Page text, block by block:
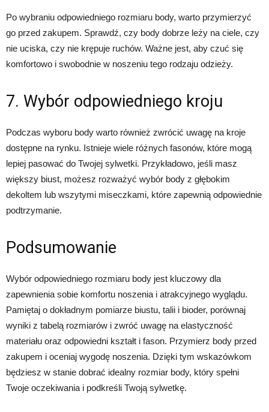
Po wybraniu odpowiedniego rozmiaru body, warto przymierzyć
go przed zakupem. Sprawdź, czy body dobrze leży na ciele, czy
nie uciska, czy nie krępuje ruchów. Ważne jest, aby czuć się
komfortowo i swobodnie w noszeniu tego rodzaju odzieży.
7. Wybór odpowiedniego kroju
Podczas wyboru body warto również zwrócić uwagę na kroje
dostępne na rynku. Istnieje wiele różnych fasonów, które mogą
lepiej pasować do Twojej sylwetki. Przykładowo, jeśli masz
większy biust, możesz rozważyć wybór body z głębokim
dekoltem lub wszytymi miseczkami, które zapewnią odpowiednie
podtrzymanie.
Podsumowanie
Wybór odpowiedniego rozmiaru body jest kluczowy dla
zapewnienia sobie komfortu noszenia i atrakcyjnego wyglądu.
Pamiętaj o dokładnym pomiarze biustu, talii i bioder, porównaj
wyniki z tabelą rozmiarów i zwróć uwagę na elastyczność
materiału oraz odpowiedni kształt i fason. Przymierz body przed
zakupem i oceniaj wygodę noszenia. Dzięki tym wskazówkom
będziesz w stanie dobrać idealny rozmiar body, który spełni
Twoje oczekiwania i podkreśli Twoją sylwetkę.